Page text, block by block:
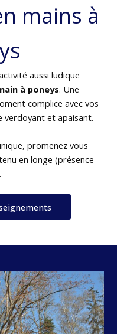
mains à
aussi ludique
à poneys. Une
complice avec vos
verdoyant et apaisant.
promenez vous
en longe (présence